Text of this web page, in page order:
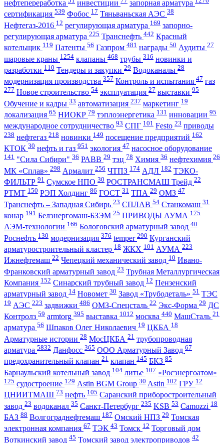
нефтепереработка инвестиции запорная арматура
сертификация 539 Фобос 17 Тяньваньская АЭС 38
Нефтегаз-2016 12 регулирующая арматура 169 запорно-
регулирующая арматура 225 Транснефть 442 Красный
котельщик 119 Патенты 56 Газпром 481 награды 50 Аудиты 27
шаровые краны 1254 клапаны 468 трубы 316 новинки и
разработки 110 Тендеры и закупки 29 Водоканалы 28
модернизация производства 357 Контроль и испытания 47 газ
277 Новое строительство 54 эксплуатация 27 выставки 95
Обучение и кадры 33 автоматизация 237 маркетинг 19
локализация 65 НИОКР 79 тэплоэнергетика 131 инновации 95
международное сотрудничество 93 СПГ 101 Festo 23 приводы
238 нефтегаз 218 новинки 149 посещение предприятий 162
КТОК 30 нефть и газ 951 экология 47 насосное оборудование
141 "Сила Сибири" 36 РАВВ 29 тэц 78 Химия 36 нефтехимия 26
МК «Сплав» 298 Армалит 256 ЧТПЗ 174 АДЛ 182 ТЭКО-
ФИЛЬТР 91 Сумское НПО 30 РОСТРАНСМАШ Трейд 22
РТМТ 150 РЭП Холдинг 86 ГОСТ 31 ТПА 29 ОМЗ 47
Транснефть – Западная Сибирь 23 СПЛАВ 54 Станкомаш 31
конар 191 Белэнергомаш-БЗЭМ 25 ПРИВОДЫ АУМА 175
АЭМ-технологии 166 Бологовский арматурный завод 40
Роснефть 130 модернизация 376 temper 290 Курганский
арматуростроительный кластер 18 ЖКХ 101 АУМА 223
Ижнефтемаш 22 Чепецкий механический завод 10 Ивано-
Франковский арматурный завод 23 Трубная Металлургическая
Компания 152 Синарский трубный завод 12 Пензенский
арматурный завод 14 Новомет 30 Завод «Трубодеталь» 51 ТЭС
19 АЭС 223 задвижки 486 ОМЗ-Спецсталь 22 Экс-Форма 29 ДС
Контролз 59 armtorg 395 выставка 1012 москва 440 МашСталь 21
арматура 56 Шпаков Олег Николаевич 19 ЦКБА 18
Арматурные истории 28 МосЦКБА 21 трубопроводная
арматура 5832 Данфосс 365 ООО Арматурный Завод 67
предохранительный клапан 21 клапан 145 БКЗ 85
Барнаульский котельный завод 104 литье 107 «Росэнергоатом»
125 судостроение 129 Astin BGM Group 30 Astin 102 ГРУ 12
ЦНИИТМАШ 73 нефть 105 Саранский приборостроительный
завод 23 водоканал 35 Санкт-Петербург 235 KSB 53 Camozzi 18
БАЗ 88 Волгограднефтемаш 187 Омский НПЗ 29 Томская
электронная компания 67 ТЭК 43 Томск 12 Торговый дом
Воткинский завод 45 Томский завод электроприводов 42